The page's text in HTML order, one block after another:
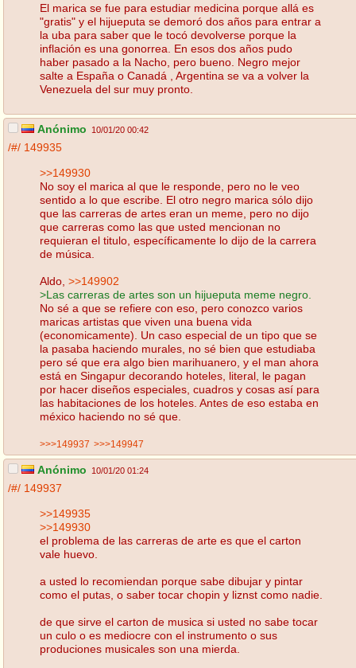
El marica se fue para estudiar medicina porque allá es
"gratis" y el hijueputa se demoró dos años para entrar a
la uba para saber que le tocó devolverse porque la
inflación es una gonorrea. En esos dos años pudo
haber pasado a la Nacho, pero bueno. Negro mejor
salte a España o Canadá , Argentina se va a volver la
Venezuela del sur muy pronto.
Anónimo 10/01/20 00:42
/#/ 149935
>>149930
No soy el marica al que le responde, pero no le veo
sentido a lo que escribe. El otro negro marica sólo dijo
que las carreras de artes eran un meme, pero no dijo
que carreras como las que usted mencionan no
requieran el titulo, específicamente lo dijo de la carrera
de música.
Aldo, >>149902
>Las carreras de artes son un hijueputa meme negro.
No sé a que se refiere con eso, pero conozco varios
maricas artistas que viven una buena vida
(economicamente). Un caso especial de un tipo que se
la pasaba haciendo murales, no sé bien que estudiaba
pero sé que era algo bien marihuanero, y el man ahora
está en Singapur decorando hoteles, literal, le pagan
por hacer diseños especiales, cuadros y cosas así para
las habitaciones de los hoteles. Antes de eso estaba en
méxico haciendo no sé que.
>>>149937 >>>149947
Anónimo 10/01/20 01:24
/#/ 149937
>>149935
>>149930
el problema de las carreras de arte es que el carton
vale huevo.
a usted lo recomiendan porque sabe dibujar y pintar
como el putas, o saber tocar chopin y liznst como nadie.
de que sirve el carton de musica si usted no sabe tocar
un culo o es mediocre con el instrumento o sus
produciones musicales son una mierda.